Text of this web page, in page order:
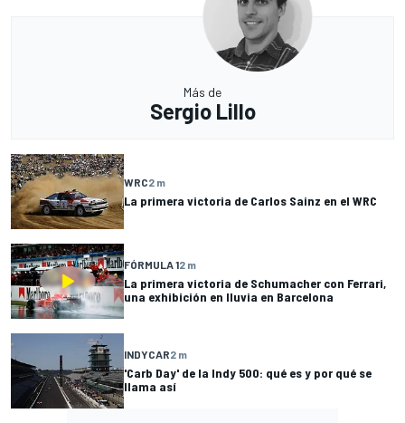
Más de
Sergio Lillo
WRC2 m
La primera victoria de Carlos Sainz en el WRC
FÓRMULA 12 m
La primera victoria de Schumacher con Ferrari,
una exhibición en lluvia en Barcelona
INDYCAR2 m
'Carb Day' de la Indy 500: qué es y por qué se
llama así